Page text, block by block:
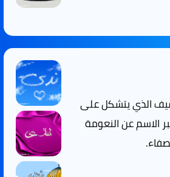
الذي يتشكل على
الاسم عن النعومة